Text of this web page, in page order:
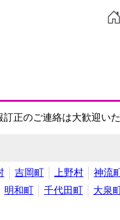
正のご連絡は大歓迎いた
吉岡町 上野村 神流
明和町 千代田町 大泉